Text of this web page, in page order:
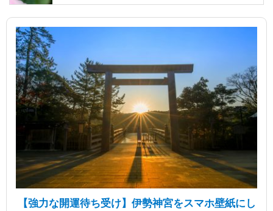
【強力な開運待ち受け】伊勢神宮をスマホ壁紙にし